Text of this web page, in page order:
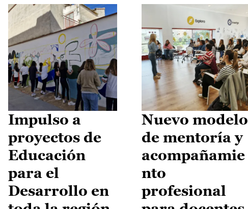
Impulso a
proyectos de
Educación
para el
Desarrollo en
Nuevo modelo
de mentoría y
acompañamie
nto
profesional